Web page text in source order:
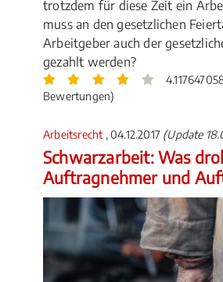
trotzdem für diese Zeit ein
muss an den gesetzlichen
Arbeitgeber auch der
gezahlt werden?
Bewertungen)
Arbeitsrecht , 04.12.2017 (Update
Schwarzarbeit: Was
Auftragnehmer und